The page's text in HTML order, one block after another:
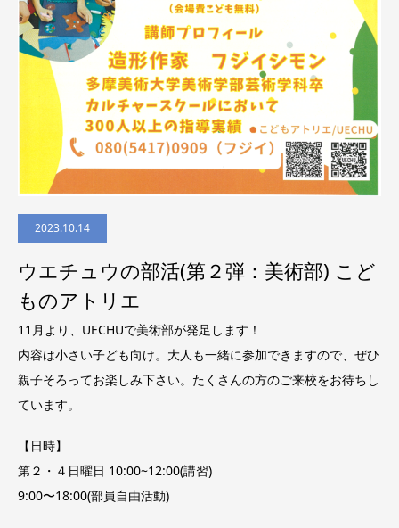
2023.10.14
ウエチュウの部活(第２弾：美術部) こど
ものアトリエ
11月より、UECHUで美術部が発足します！
内容は小さい子ども向け。大人も一緒に参加できますので、ぜひ
親子そろってお楽しみ下さい。たくさんの方のご来校をお待ちし
ています。
【日時】
第２・４日曜日 10:00~12:00(講習)
9:00〜18:00(部員自由活動)